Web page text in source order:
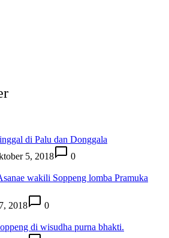
di Palu dan Donggala
5, 2018
0
wakili Soppeng lomba Pramuka
2018
0
di wisudha purna bhakti.